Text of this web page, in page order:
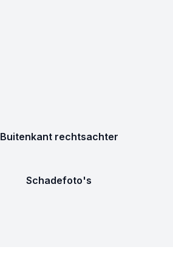
Buitenkant rechtsachter
Schadefoto's